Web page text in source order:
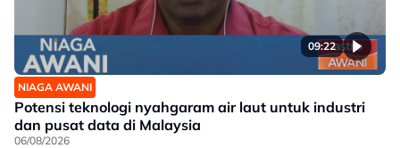
09:22
NIAGA AWANI
Potensi teknologi nyahgaram air laut untuk industri
dan pusat data di Malaysia
06/08/2026